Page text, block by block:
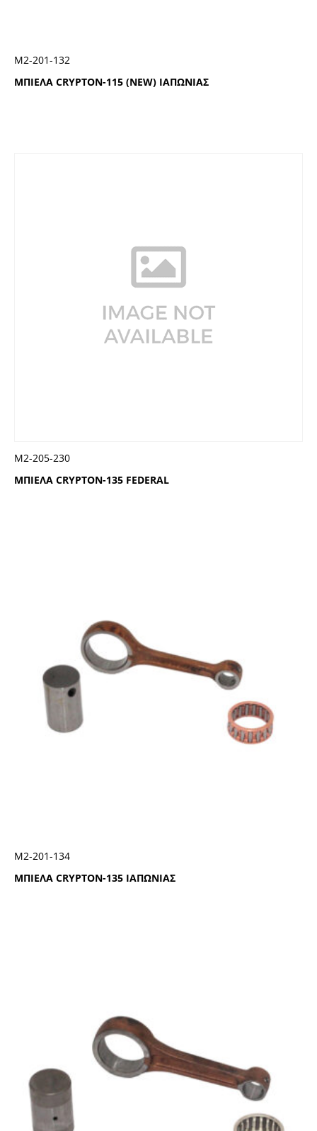
ΜΠΙΕΛΑ CRYPTON-115 (NEW) ΙΑΠΩΝΙΑΣ
Μ2-201-132
ΜΠΙΕΛΑ CRYPTON-135 FEDERAL
Μ2-205-230
ΜΠΙΕΛΑ CRYPTON-135 ΙΑΠΩΝΙΑΣ
Μ2-201-134